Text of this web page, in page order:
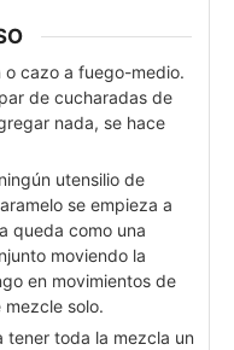
o cazo a fuego-medio.
de cucharadas de
nada, se hace
utensilio de
se empieza a
queda como una
moviendo la
en movimientos de
solo.
tener toda la mezcla un